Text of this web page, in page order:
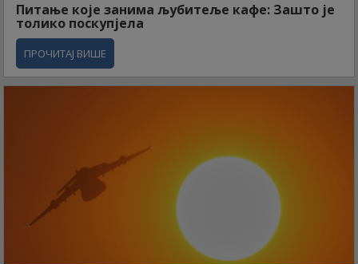
Питање које занима љубитеље кафе: Зашто је
толико поскупјела
ПРОЧИТАЈ ВИШЕ